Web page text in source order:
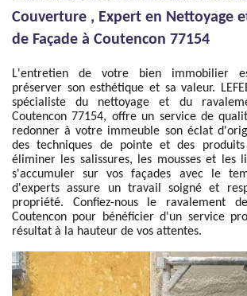
Couverture , Expert en Nettoyage
de Façade à Coutencon 77154
L'entretien de votre bien immobilier
préserver son esthétique et sa valeur.
spécialiste du nettoyage et du
Coutencon 77154, offre un service de
redonner à votre immeuble son éclat
des techniques de pointe et des produits
éliminer les salissures, les mousses et les
s'accumuler sur vos façades avec le
d'experts assure un travail soigné et
propriété. Confiez-nous le ravalement
Coutencon pour bénéficier d'un service
résultat à la hauteur de vos attentes.